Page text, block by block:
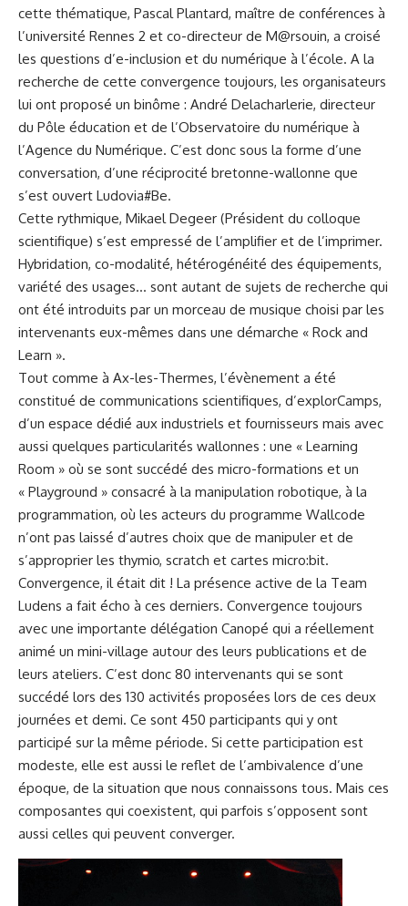
cette thématique, Pascal Plantard, maître de conférences à
l’université Rennes 2 et co-directeur de M@rsouin, a croisé
les questions d’e-inclusion et du numérique à l’école. A la
recherche de cette convergence toujours, les organisateurs
lui ont proposé un binôme : André Delacharlerie, directeur
du Pôle éducation et de l’Observatoire du numérique à
l’Agence du Numérique. C’est donc sous la forme d’une
conversation, d’une réciprocité bretonne-wallonne que
s’est ouvert Ludovia#Be.
Cette rythmique, Mikael Degeer (Président du colloque
scientifique) s’est empressé de l’amplifier et de l’imprimer.
Hybridation, co-modalité, hétérogénéité des équipements,
variété des usages… sont autant de sujets de recherche qui
ont été introduits par un morceau de musique choisi par les
intervenants eux-mêmes dans une démarche « Rock and
Learn ».
Tout comme à Ax-les-Thermes, l’évènement a été
constitué de communications scientifiques, d’explorCamps,
d’un espace dédié aux industriels et fournisseurs mais avec
aussi quelques particularités wallonnes : une « Learning
Room » où se sont succédé des micro-formations et un
« Playground » consacré à la manipulation robotique, à la
programmation, où les acteurs du programme Wallcode
n’ont pas laissé d’autres choix que de manipuler et de
s’approprier les thymio, scratch et cartes micro:bit.
Convergence, il était dit ! La présence active de la Team
Ludens a fait écho à ces derniers. Convergence toujours
avec une importante délégation Canopé qui a réellement
animé un mini-village autour des leurs publications et de
leurs ateliers. C’est donc 80 intervenants qui se sont
succédé lors des 130 activités proposées lors de ces deux
journées et demi. Ce sont 450 participants qui y ont
participé sur la même période. Si cette participation est
modeste, elle est aussi le reflet de l’ambivalence d’une
époque, de la situation que nous connaissons tous. Mais ces
composantes qui coexistent, qui parfois s’opposent sont
aussi celles qui peuvent converger.